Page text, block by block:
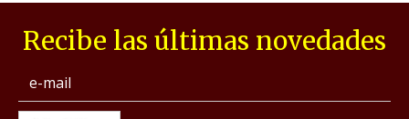
Recibe las últimas novedades